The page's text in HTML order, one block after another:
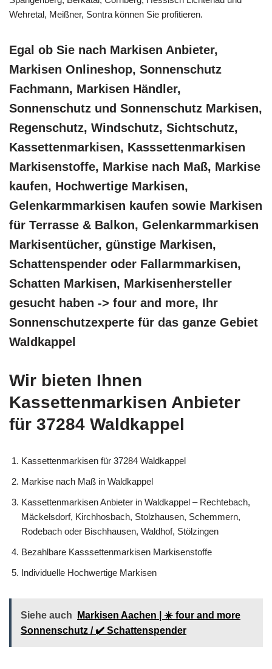
Wehretal, Meißner, Sontra können Sie profitieren.
Egal ob Sie nach Markisen Anbieter,
Markisen Onlineshop, Sonnenschutz
Fachmann, Markisen Händler,
Sonnenschutz und Sonnenschutz Markisen,
Regenschutz, Windschutz, Sichtschutz,
Kassettenmarkisen, Kasssettenmarkisen
Markisenstoffe, Markise nach Maß, Markise
kaufen, Hochwertige Markisen,
Gelenkarmmarkisen kaufen sowie Markisen
für Terrasse & Balkon, Gelenkarmmarkisen
Markisentücher, günstige Markisen,
Schattenspender oder Fallarmmarkisen,
Schatten Markisen, Markisenhersteller
gesucht haben -> four and more, Ihr
Sonnenschutzexperte für das ganze Gebiet
Waldkappel
Wir bieten Ihnen
Kassettenmarkisen Anbieter
für 37284 Waldkappel
Kassettenmarkisen für 37284 Waldkappel
Markise nach Maß in Waldkappel
Kassettenmarkisen Anbieter in Waldkappel – Rechtebach,
Mäckelsdorf, Kirchhosbach, Stolzhausen, Schemmern,
Rodebach oder Bischhausen, Waldhof, Stölzingen
Bezahlbare Kasssettenmarkisen Markisenstoffe
Individuelle Hochwertige Markisen
Siehe auch
Markisen Aachen | ☀️ four and more
Sonnenschutz / ✔️ Schattenspender